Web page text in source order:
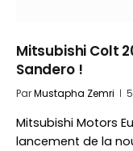
Mitsubishi Colt
Sandero !
ParMustapha Zemri
Mitsubishi Motors
lancement de la